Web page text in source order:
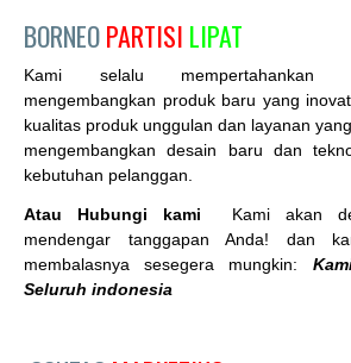
BORNEOPARTISI LIPAT
Kami selalu mempertahankan
mengembangkan produk baru yang
kualitas produk unggulan dan layanan
mengembangkan desain baru dan
kebutuhan pelanggan.
Atau Hubungi kami
Kami akan
mendengar tanggapan Anda! dan
membalasnya sesegera mungkin:
Seluruh indonesia